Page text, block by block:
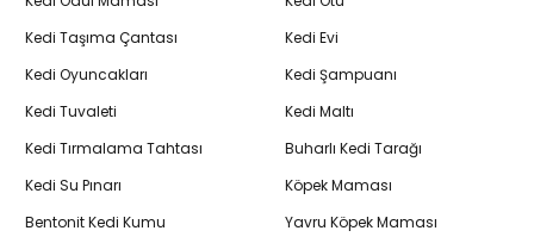
Kedi Taşıma Çantası
Kedi Oyuncakları
Kedi Tuvaleti
Kedi Tırmalama Tahtası
Kedi Su Pınarı
Bentonit Kedi Kumu
Kedi Evi
Kedi Şampuanı
Kedi Maltı
Buharlı Kedi Tarağı
Köpek Maması
Yavru Köpek Maması